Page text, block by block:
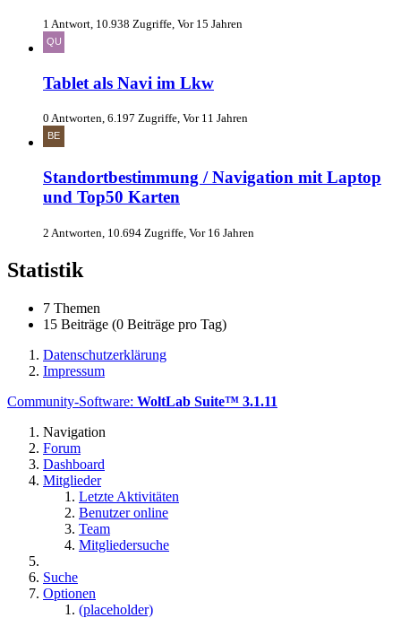
1 Antwort, 10.938 Zugriffe, Vor 15 Jahren
Tablet als Navi im Lkw
0 Antworten, 6.197 Zugriffe, Vor 11 Jahren
Standortbestimmung / Navigation mit Laptop
und Top50 Karten
2 Antworten, 10.694 Zugriffe, Vor 16 Jahren
Statistik
7 Themen
15 Beiträge (0 Beiträge pro Tag)
Datenschutzerklärung
Impressum
Community-Software: WoltLab Suite™ 3.1.11
Navigation
Forum
Dashboard
Mitglieder
Letzte Aktivitäten
Benutzer online
Team
Mitgliedersuche
Suche
Optionen
(placeholder)